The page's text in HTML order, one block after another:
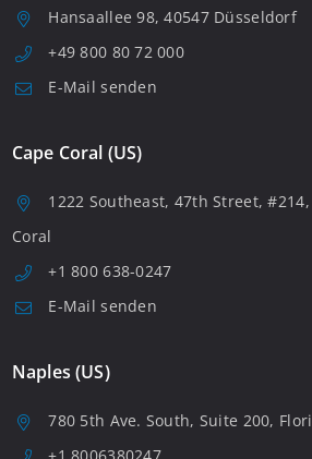
Hansaallee 98, 40547 Düsseldorf
+49 800 80 72 000
E-Mail senden
Cape Coral (US)
1222 Southeast, 47th Street,
Coral
+1 800 638-0247
E-Mail senden
Naples (US)
780 5th Ave. South, Suite 200,
+1 8006380247